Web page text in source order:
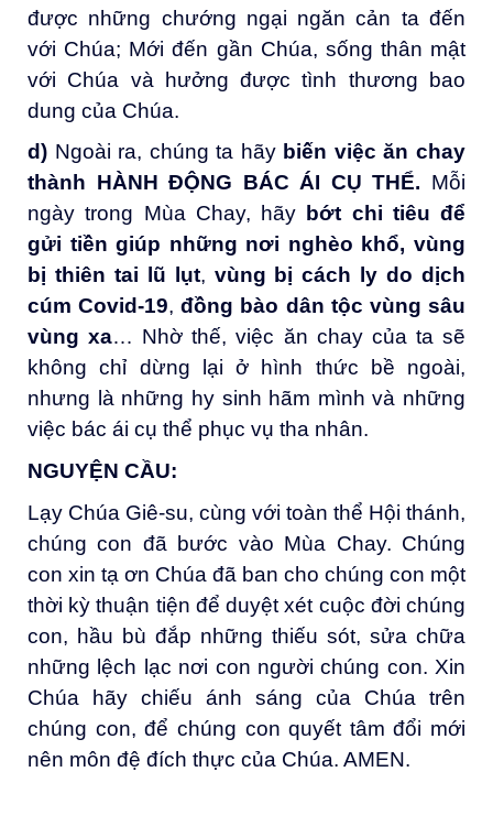
được những chướng ngại ngăn cản ta đến
với Chúa; Mới đến gần Chúa, sống thân mật
với Chúa và hưởng được tình thương bao
dung của Chúa.
d) Ngoài ra, chúng ta hãy biến việc ăn chay
thành HÀNH ĐỘNG BÁC ÁI CỤ THỂ. Mỗi
ngày trong Mùa Chay, hãy bớt chi tiêu để
gửi tiền giúp những nơi nghèo khổ, vùng
bị thiên tai lũ lụt, vùng bị cách ly do dịch
cúm Covid-19,đồng bào dân tộc vùng sâu
vùng xa… Nhờ thế, việc ăn chay của ta sẽ
không chỉ dừng lại ở hình thức bề ngoài,
nhưng là những hy sinh hãm mình và những
việc bác ái cụ thể phục vụ tha nhân.
NGUYỆN CẦU:
Lạy Chúa Giê-su, cùng với toàn thể Hội thánh,
chúng con đã bước vào Mùa Chay. Chúng
con xin tạ ơn Chúa đã ban cho chúng con một
thời kỳ thuận tiện để duyệt xét cuộc đời chúng
con, hầu bù đắp những thiếu sót, sửa chữa
những lệch lạc nơi con người chúng con. Xin
Chúa hãy chiếu ánh sáng của Chúa trên
chúng con, để chúng con quyết tâm đổi mới
nên môn đệ đích thực của Chúa. AMEN.